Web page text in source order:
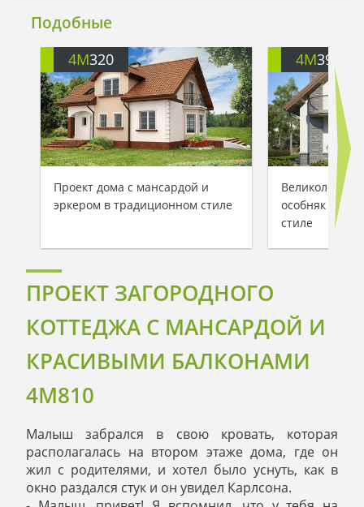
Подобные
4M320
Проект дома с мансардой и
эркером в традиционном стиле
4M391
особняк в
стиле
ПРОЕКТ ЗАГОРОДНОГО
КОТТЕДЖА С МАНСАРДОЙ И
КРАСИВЫМИ БАЛКОНАМИ
4M810
Малыш забрался в свою кровать, которая
располагалась на втором этаже дома, где он
жил с родителями, и хотел было уснуть, как в
окно раздался стук и он увидел Карлсона.